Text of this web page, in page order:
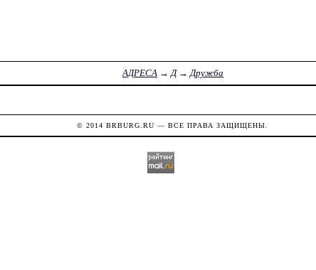
АДРЕСА→Д→Дружба
© 2014BRBURG.RU — ВСЕ ПРАВА ЗАЩИЩЕНЫ.